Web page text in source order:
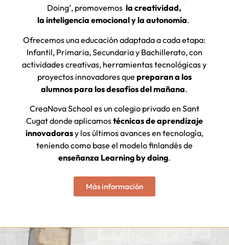
Doing’, promovemos la creatividad,
la inteligencia emocional y la autonomía.
Ofrecemos una educación adaptada a cada etapa:
Infantil, Primaria, Secundaria y Bachillerato, con
actividades creativas, herramientas tecnológicas y
proyectos innovadores que preparan a los
alumnospara los desafíos del mañana.
CreaNova School es un colegio privado en Sant
Cugat donde aplicamostécnicas de aprendizaje
innovadorasy los últimos avances en tecnología,
teniendo como base el modelo finlandés de
enseñanza Learning by doing.
Más información